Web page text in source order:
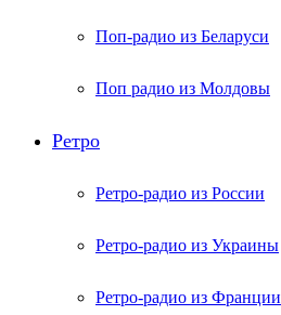
Поп-радио из Беларуси
Поп радио из Молдовы
Ретро
Ретро-радио из России
Ретро-радио из Украины
Ретро-радио из Франции